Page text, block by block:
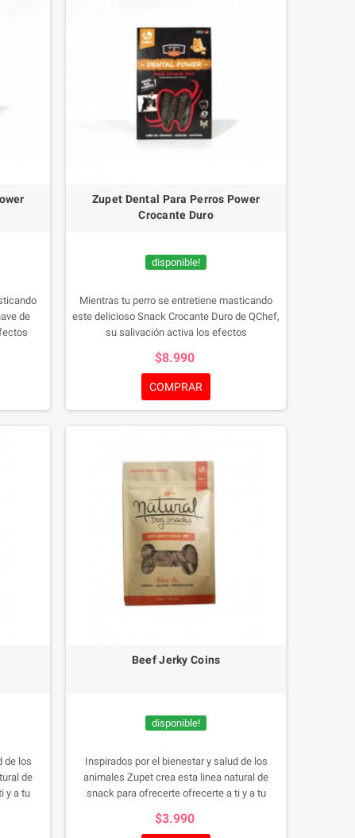
de
salud
Zupet Dental Para Perros Power
Crocante Duro
disponible!
Mientras tu perro se entretiene masticando
este delicioso Snack Crocante Duro de QChef,
su salivación activa los efectos
reduciendo notablemente la placa bacteriana
eliminando el sarro y mejorando su salud
dental.
$8.990
COMPRAR
de los
de
y a tu
Beef Jerky Coins
disponible!
Inspirados por el bienestar y salud de los
animales Zupet crea esta linea natural de
snack para ofrecerte ofrecerte a ti y a tu
sustentable.
$3.990